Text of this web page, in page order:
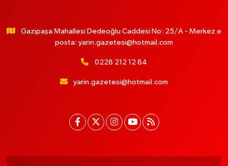
Gazipaşa Mahallesi Dedeoğlu Caddesi No: 25/A - Merkez e
posta: yarin.gazetesi@hotmail.com
0228 212 12 84
yarin.gazetesi@hotmail.com